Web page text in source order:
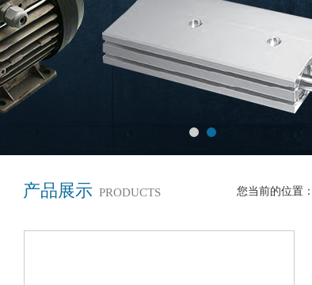
产品展示 PRODUCTS 您当前的位置：